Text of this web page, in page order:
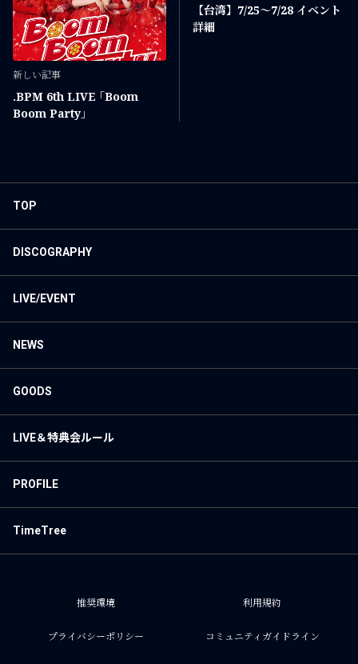
新しい記事
.BPM 6th LIVE ｢Boom
Boom Party｣
【台湾】7/25〜7/28 イベント
詳細
TOP
DISCOGRAPHY
LIVE/EVENT
NEWS
GOODS
LIVE＆特典会ルール
PROFILE
TimeTree
推奨環境 利用規約
プライバシーポリシー コミュニティガイドライン